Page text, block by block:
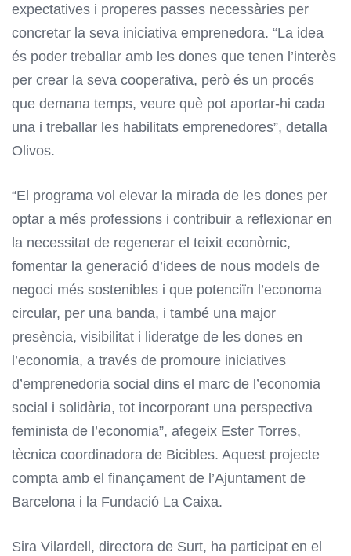
expectatives i properes passes necessàries per
concretar la seva iniciativa emprenedora. “La idea
és poder treballar amb les dones que tenen l’interès
per crear la seva cooperativa, però és un procés
que demana temps, veure què pot aportar-hi cada
una i treballar les habilitats emprenedores”, detalla
Olivos.
“El programa vol elevar la mirada de les dones per
optar a més professions i contribuir a reflexionar en
la necessitat de regenerar el teixit econòmic,
fomentar la generació d’idees de nous models de
negoci més sostenibles i que potenciïn l’economa
circular, per una banda, i també una major
presència, visibilitat i lideratge de les dones en
l’economia, a través de promoure iniciatives
d’emprenedoria social dins el marc de l’economia
social i solidària, tot incorporant una perspectiva
feminista de l’economia”, afegeix Ester Torres,
tècnica coordinadora de Bicibles. Aquest projecte
compta amb el finançament de l’Ajuntament de
Barcelona i la Fundació La Caixa.
Sira Vilardell, directora de Surt, ha participat en el